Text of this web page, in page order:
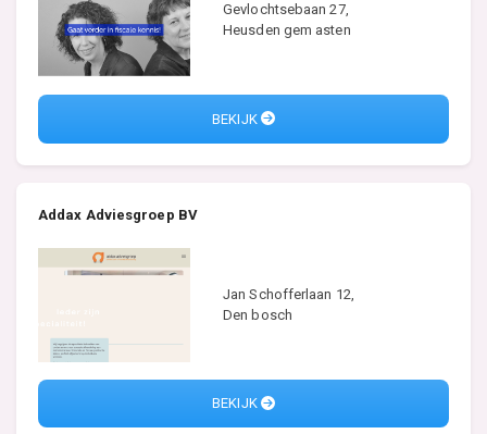
Gevlochtsebaan 27,
Heusden gem asten
BEKIJK
Addax Adviesgroep BV
Jan Schofferlaan 12,
Den bosch
BEKIJK